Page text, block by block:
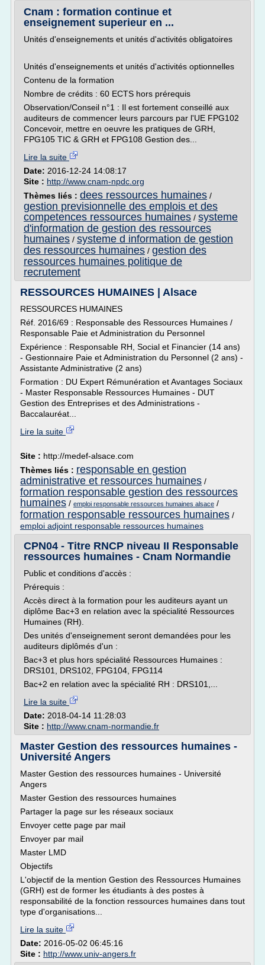
Cnam : formation continue et
enseignement superieur en ...
Unités d'enseignements et unités d'activités obligatoires
Unités d'enseignements et unités d'activités optionnelles
Contenu de la formation
Nombre de crédits : 60 ECTS hors prérequis
Observation/Conseil n°1 : Il est fortement conseillé aux
auditeurs de commencer leurs parcours par l'UE FPG102
Concevoir, mettre en oeuvre les pratiques de GRH,
FPG105 TIC & GRH et FPG108 Gestion des...
Lire la suite
Date: 2016-12-24 14:08:17
Site : http://www.cnam-npdc.org
Thèmes liés : dees ressources humaines /
gestion previsionnelle des emplois et des
competences ressources humaines / systeme
d'information de gestion des ressources
humaines / systeme d information de gestion
des ressources humaines / gestion des
ressources humaines politique de
recrutement
RESSOURCES HUMAINES | Alsace
RESSOURCES HUMAINES
Réf. 2016/69 : Responsable des Ressources Humaines /
Responsable Paie et Administration du Personnel
Expérience : Responsable RH, Social et Financier (14 ans)
- Gestionnaire Paie et Administration du Personnel (2 ans) -
Assistante Administrative (2 ans)
Formation : DU Expert Rémunération et Avantages Sociaux
- Master Responsable Ressources Humaines - DUT
Gestion des Entreprises et des Administrations -
Baccalauréat...
Lire la suite
Site : http://medef-alsace.com
Thèmes liés : responsable en gestion
administrative et ressources humaines /
formation responsable gestion des ressources
humaines / emploi responsable ressources humaines alsace /
formation responsable ressources humaines /
emploi adjoint responsable ressources humaines
CPN04 - Titre RNCP niveau II Responsable
ressources humaines - Cnam Normandie
Public et conditions d'accès :
Prérequis :
Accès direct à la formation pour les auditeurs ayant un
diplôme Bac+3 en relation avec la spécialité Ressources
Humaines (RH).
Des unités d'enseignement seront demandées pour les
auditeurs diplômés d'un :
Bac+3 et plus hors spécialité Ressources Humaines :
DRS101, DRS102, FPG104, FPG114
Bac+2 en relation avec la spécialité RH : DRS101,...
Lire la suite
Date: 2018-04-14 11:28:03
Site : http://www.cnam-normandie.fr
Master Gestion des ressources humaines -
Université Angers
Master Gestion des ressources humaines - Université
Angers
Master Gestion des ressources humaines
Partager la page sur les réseaux sociaux
Envoyer cette page par mail
Envoyer par mail
Master LMD
Objectifs
L'objectif de la mention Gestion des Ressources Humaines
(GRH) est de former les étudiants à des postes à
responsabilité de la fonction ressources humaines dans tout
type d'organisations...
Lire la suite
Date: 2016-05-02 06:45:16
Site : http://www.univ-angers.fr